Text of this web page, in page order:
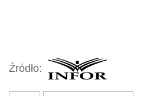
Źródło: